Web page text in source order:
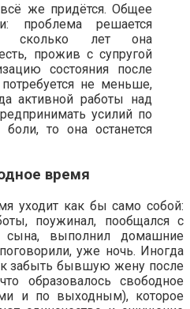
всё же придётся. Общее
проблема решается
сколько лет она
прожив с супругой
состояния после
не меньше,
активной работы над
усилий по
то она останется
время
уходит как бы само собой:
поужинал, пообщался с
сына, выполнил домашние
уже ночь. Иногда
забыть бывшую жену после
образовалось свободное
и по выходным), которое